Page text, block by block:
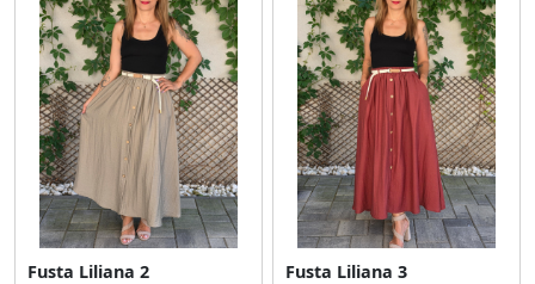
Fusta Liliana 2 Fusta Liliana 3